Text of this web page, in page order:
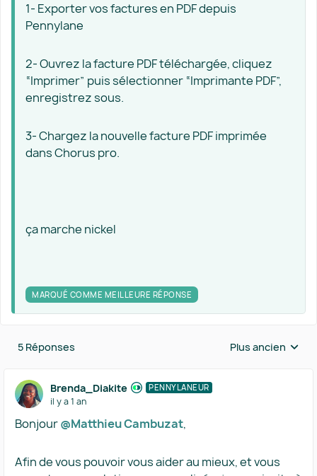
1- Exporter vos factures en PDF depuis
Pennylane
2- Ouvrez la facture PDF téléchargée, cliquez
“Imprimer” puis sélectionner “Imprimante PDF”,
enregistrez sous.
3- Chargez la nouvelle facture PDF imprimée
dans Chorus pro.
ça marche nickel
MARQUÉ COMME MEILLEURE RÉPONSE
5 Réponses Réponses triées
Plus ancien
Brenda_Diakite PENNYLANEUR
il y a 1 an
Bonjour@Matthieu Cambuzat,
Afin de vous pouvoir vous aider au mieux, et vous